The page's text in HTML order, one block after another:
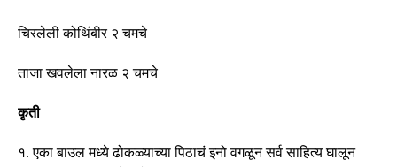
चिरलेली कोथिंबीर २ चमचे
ताजा खवलेला नारळ २ चमचे
कृती
१.एका बाउल मध्ये ढोकळ्याच्या पिठाचं इनो वगळून सर्व साहित्य घालून